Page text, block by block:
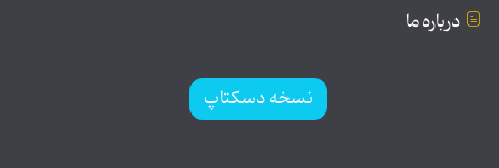
درباره ما
نسخه دسکتاپ